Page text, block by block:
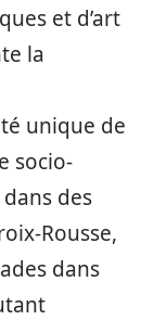
et d’art
la
unique de
socio-
des
Rousse,
dans